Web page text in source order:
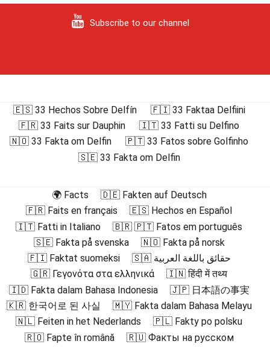
Subscribe to our channel
🇪🇸 33 Hechos Sobre Delfín
🇫🇮 33 Faktaa Delfiini
🇫🇷 33 Faits sur Dauphin
🇮🇹 33 Fatti su Delfino
🇳🇴 33 Fakta om Delfin
🇵🇹 33 Fatos sobre Golfinho
🇸🇪 33 Fakta om Delfin
🌍 Facts
🇩🇪 Fakten auf Deutsch
🇫🇷 Faits en français
🇪🇸 Hechos en Español
🇮🇹 Fatti in Italiano
🇧🇷 🇵🇹 Fatos em português
🇸🇪 Fakta på svenska
🇳🇴 Fakta på norsk
🇫🇮 Faktat suomeksi
🇸🇦 حقائق باللغة العربية
🇬🇷 Γεγονότα στα ελληνικά
🇮🇳 हिंदी में तथ्य
🇮🇩 Fakta dalam Bahasa Indonesia
🇯🇵 日本語の事実
🇰🇷 한국어로 된 사실
🇲🇾 Fakta dalam Bahasa Melayu
🇳🇱 Feiten in het Nederlands
🇵🇱 Fakty po polsku
🇷🇴 Fapte în română
🇷🇺 Факты на русском